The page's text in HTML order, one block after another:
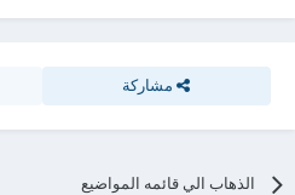
مشاركة
الذهاب الي قائمه المواضيع